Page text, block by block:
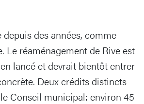
des années, comme
Le réaménagement de Rive est
lancé et devrait bientôt entrer
Deux crédits distincts
Conseil municipal: environ 45